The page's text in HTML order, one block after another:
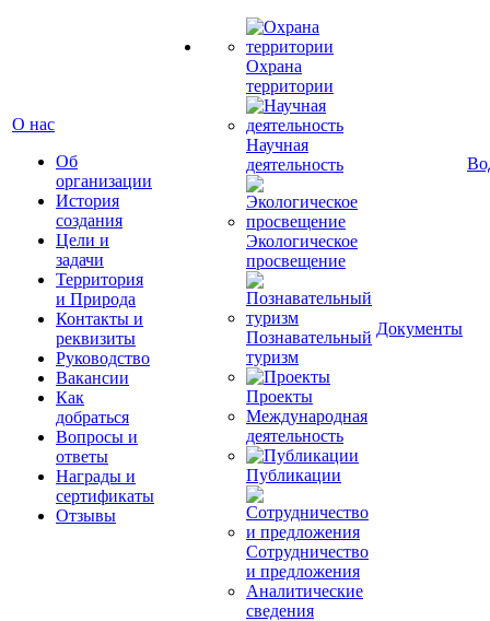
О нас
Об
организации
История
создания
Цели и
задачи
Территория
и Природа
Контакты и
реквизиты
Руководство
Вакансии
Как
добраться
Вопросы и
ответы
Награды и
сертификаты
Отзывы
Охрана
территории
Научная
деятельность
Экологическое
просвещение
Познавательный
туризм
Проекты
Международная
деятельность
Публикации
Сотрудничество
и предложения
Аналитические
сведения
Документы